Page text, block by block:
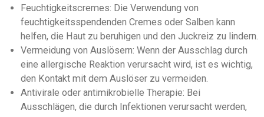
Feuchtigkeitscremes: Die Verwendung von
feuchtigkeitsspendenden Cremes oder Salben kann
helfen, die Haut zu beruhigen und den Juckreiz zu lindern.
Vermeidung von Auslösern: Wenn der Ausschlag durch
eine allergische Reaktion verursacht wird, ist es wichtig,
den Kontakt mit dem Auslöser zu vermeiden.
Antivirale oder antimikrobielle Therapie: Bei
Ausschlägen, die durch Infektionen verursacht werden,